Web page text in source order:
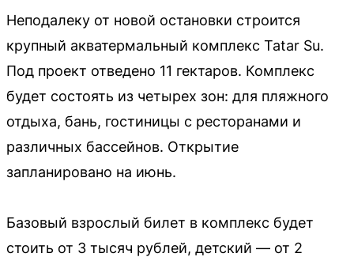
Неподалеку от новой остановки строится
крупный акватермальный комплекс Tatar Su.
Под проект отведено 11 гектаров. Комплекс
будет состоять из четырех зон: для пляжного
отдыха, бань, гостиницы с ресторанами и
различных бассейнов. Открытие
запланировано на июнь.
Базовый взрослый билет в комплекс будет
стоить от 3 тысяч рублей, детский — от 2